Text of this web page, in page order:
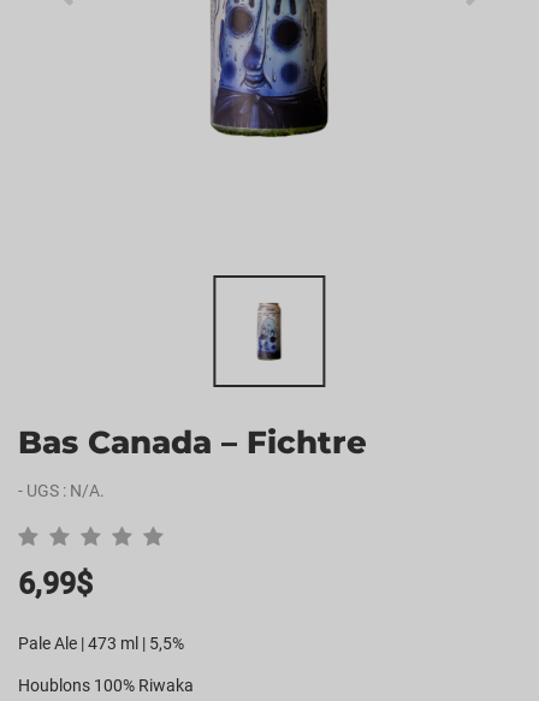
Bas Canada – Fichtre
- UGS : N/A.
6,99$
Pale Ale | 473 ml | 5,5%
Houblons 100% Riwaka